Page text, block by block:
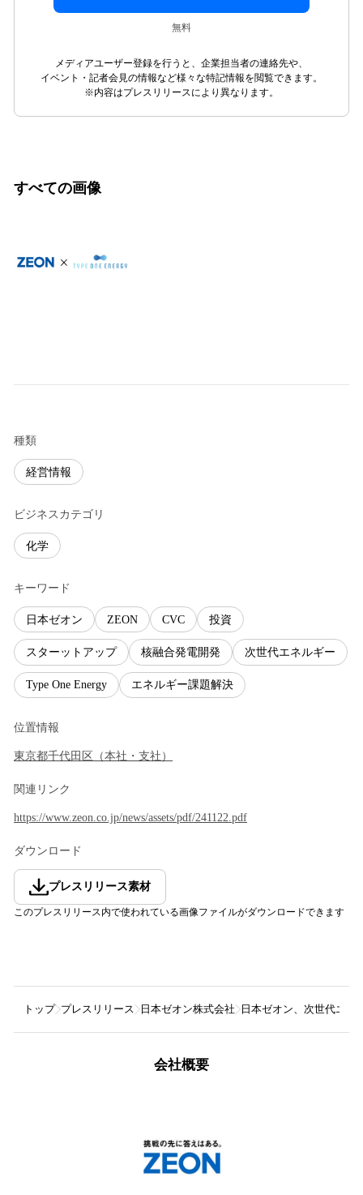
無料
メディアユーザー登録を行うと、企業担当者の連絡先や、
イベント・記者会見の情報など様々な特記情報を閲覧できます。
※内容はプレスリリースにより異なります。
すべての画像
種類
経営情報
ビジネスカテゴリ
化学
キーワード
日本ゼオン ZEON CVC 投資
スターットアップ 核融合発電開発 次世代エネルギー
Type One Energy エネルギー課題解決
位置情報
東京都千代田区 （本社・支社 ）
関連リンク
https://www.zeon.co.jp/news/assets/pdf/241122.pdf
ダウンロード
プレスリリース素材
このプレスリリース内で使われている画像ファイルがダウンロードできます
トップ プレスリリース 日本ゼオン株式会社 日本ゼオン、次世代エネ
会社概要